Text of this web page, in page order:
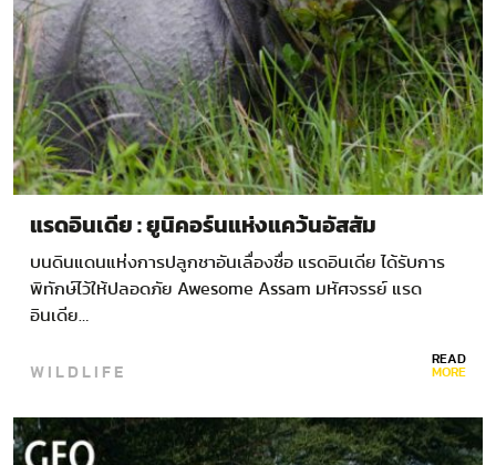
แรดอินเดีย : ยูนิคอร์นแห่งแคว้นอัสสัม
บนดินแดนแห่งการปลูกชาอันเลื่องชื่อ แรดอินเดีย ได้รับการ
พิทักษ์ไว้ให้ปลอดภัย Awesome Assam มหัศจรรย์ แรด
อินเดีย…
WILDLIFE READ
MORE